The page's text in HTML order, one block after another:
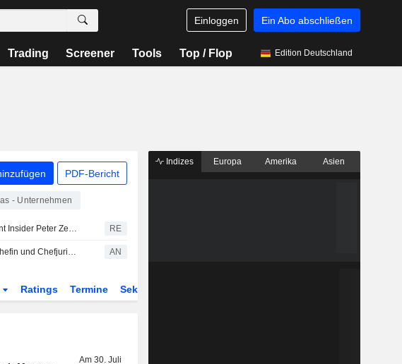
Einloggen Ein Abo abschließen
Trading Screener Tools Top / Flop Edition Deutschland
PDF-Bericht
- Unternehmen
Suncor ernennt Insider Peter Zebedee zum nächsten CEO, CFO ist ausgeschieden RE
Shell-Finanzchefin und Chefjuristin verkaufen Aktien im Wert von 1,3 Mio. GBP AN
Ratings Termine Sektor
Am 30. Juli
Indizes Europa Amerika Asien